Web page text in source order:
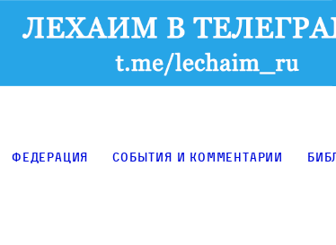
Федерация События и комментарии